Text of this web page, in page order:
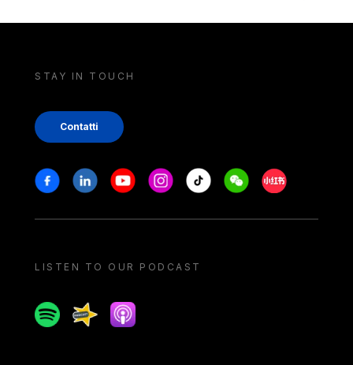
STAY IN TOUCH
Contatti
Stay in touch
FacebookLinkedinYoutubeInstagram
Tiktok WeechatXiaohongshu/
LISTEN TO OUR PODCAST
SpotifySpreakerApple podcast